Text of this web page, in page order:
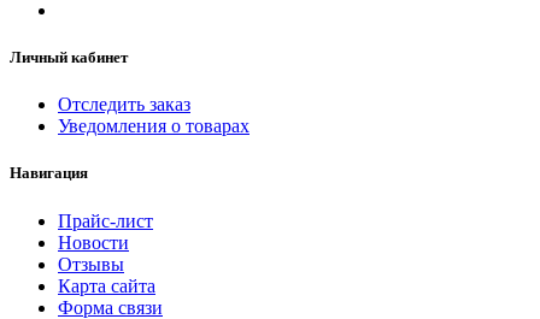
Личный кабинет
Отследить заказ
Уведомления о товарах
Навигация
Прайс-лист
Новости
Отзывы
Карта сайта
Форма связи